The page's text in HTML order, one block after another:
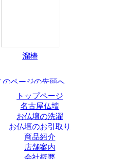
溜椿
トップページ
名古屋仏壇
お仏壇の洗濯
お仏壇のお引取り
商品紹介
店舗案内